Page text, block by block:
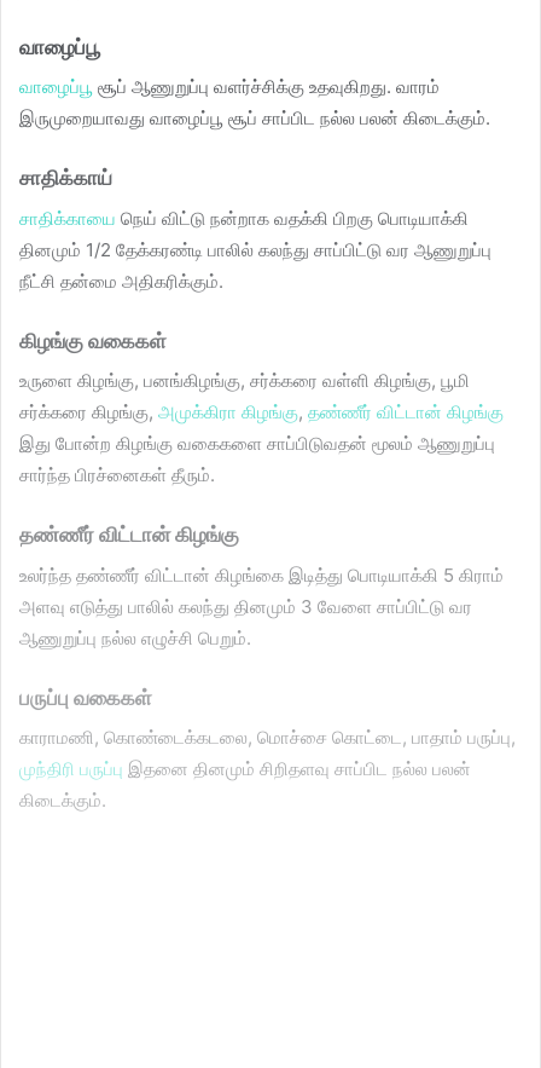
வாழைப்பூ
வாழைப்பூ சூப் ஆணுறுப்பு வளர்ச்சிக்கு உதவுகிறது. வாரம்
இருமுறையாவது வாழைப்பூ சூப் சாப்பிட நல்ல பலன் கிடைக்கும்.
சாதிக்காய்
சாதிக்காயை நெய் விட்டு நன்றாக வதக்கி பிறகு பொடியாக்கி
தினமும் 1/2 தேக்கரண்டி பாலில் கலந்து சாப்பிட்டு வர ஆணுறுப்பு
நீட்சி தன்மை அதிகரிக்கும்.
கிழங்கு வகைகள்
உருளை கிழங்கு, பனங்கிழங்கு, சர்க்கரை வள்ளி கிழங்கு, பூமி
சர்க்கரை கிழங்கு, அமுக்கிரா கிழங்கு, தண்ணீர் விட்டான் கிழங்கு
இது போன்ற கிழங்கு வகைகளை சாப்பிடுவதன் மூலம் ஆணுறுப்பு
சார்ந்த பிரச்னைகள் தீரும்.
தண்ணீர் விட்டான் கிழங்கு
உலர்ந்த தண்ணீர் விட்டான் கிழங்கை இடித்து பொடியாக்கி 5 கிராம்
அளவு எடுத்து பாலில் கலந்து தினமும் 3 வேளை சாப்பிட்டு வர
ஆணுறுப்பு நல்ல எழுச்சி பெறும்.
பருப்பு வகைகள்
காராமணி, கொண்டைக்கடலை, மொச்சை கொட்டை, பாதாம் பருப்பு,
முந்திரி பருப்பு இதனை தினமும் சிறிதளவு சாப்பிட நல்ல பலன்
கிடைக்கும்.